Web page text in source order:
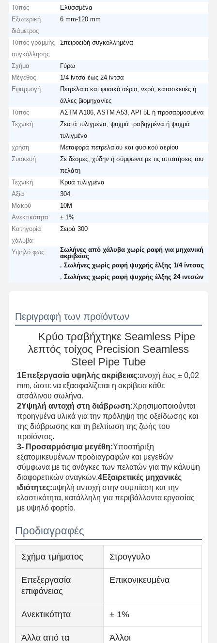
Αρχική
Σελίδα
Προϊόντα
Σχετικά Με
Εμάς
Ποιοτικός
Νέα
Τύπος
Ελυσσμένα
Εξωτερική
διάμετρος
6 mm-120 mm
Τύπος γραμμής
συγκόλλησης
Σπειροειδή συγκολλημένα
Σχήμα
Γύρω
Μέγεθος
1/4 ίντσα έως 24 ίντσα
Εφαρμογή
Πετρέλαιο και φυσικό αέριο, νερό, κατασκευές ή
άλλες βιομηχανίες
Τύπος
ΑΣTM A106, ASTM A53, API 5L ή προσαρμοσμένα
Τεχνική
Ζεστά τυλιγμένα, ψυχρά τραβηγμένα ή ψυχρά
τυλιγμένα
χρήση
Μεταφορά πετρελαίου και φυσικού αερίου
Συσκευή
Σε δέσμες, χύδην ή σύμφωνα με τις απαιτήσεις του
πελάτη
Τεχνική
Κρυά τυλιγμένα
Αξία
304
Μακρύ
10M
Ανεκτικότητα
± 1%
Κατηγορία
χάλυβα
Σειρά 300
Υψηλό φως:
Σωλήνες από χάλυβα χωρίς ραφή για μηχανική
ακριβείας
,Σωλήνες χωρίς ραφή ψυχρής έλξης 1/4 ίντσας
,Σωλήνες χωρίς ραφή ψυχρής έλξης 24 ιντσών
Περιγραφή των προϊόντων
Κρύο τραβήχτηκε Seamless Pipe
λεπτός τοίχος Precision Seamless
Steel Pipe Tube
1Επεξεργασία υψηλής ακρίβειας:ανοχή έως ± 0,02
mm, ώστε να εξασφαλίζεται η ακρίβεια κάθε
ατσάλινου σωλήνα.
2Υψηλή αντοχή στη διάβρωση:Χρησιμοποιούνται
προηγμένα υλικά για την πρόληψη της οξείδωσης και
της διάβρωσης και τη βελτίωση της ζωής του
προϊόντος.
3- Προσαρμόσιμα μεγέθη:Υποστήριξη
εξατομικευμένων προδιαγραφών και μεγεθών
σύμφωνα με τις ανάγκες των πελατών για την κάλυψη
διαφορετικών αναγκών.4Εξαιρετικές μηχανικές
ιδιότητες:υψηλή αντοχή στην συμπίεση και την
ελαστικότητα, κατάλληλη για περιβάλλοντα εργασίας
με υψηλό φορτίο.
Προδιαγραφές
Σχήμα τμήματος Στρογγυλο
Επεξεργασία
επιφάνειας
Επικονικευμένα
Ανεκτικότητα ± 1%
Άλλα από τα
Άλλοι